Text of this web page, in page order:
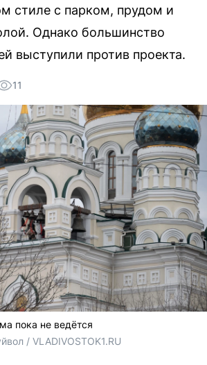
стиле с парком, прудом и
Однако большинство
выступили против проекта.
11
пока не ведётся
/ VLADIVOSTOK1.RU